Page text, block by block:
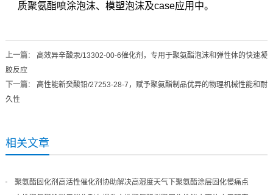
质聚氨酯喷涂泡沫、模塑泡沫及case应用中。
上一篇： 高效异辛酸汞/13302-00-6催化剂，专用于聚氨酯泡沫和弹性体的快速凝
胶反应
下一篇： 高性能新癸酸铅/27253-28-7，赋予聚氨酯制品优异的物理机械性能和耐
久性
相关文章
聚氨酯固化剂高活性催化剂协助解决高湿度天气下聚氨酯涂层固化慢痛点